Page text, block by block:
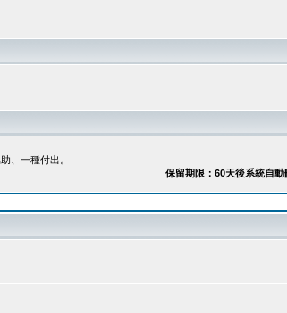
、一種付出。
保留期限：60天後系統自動刪除